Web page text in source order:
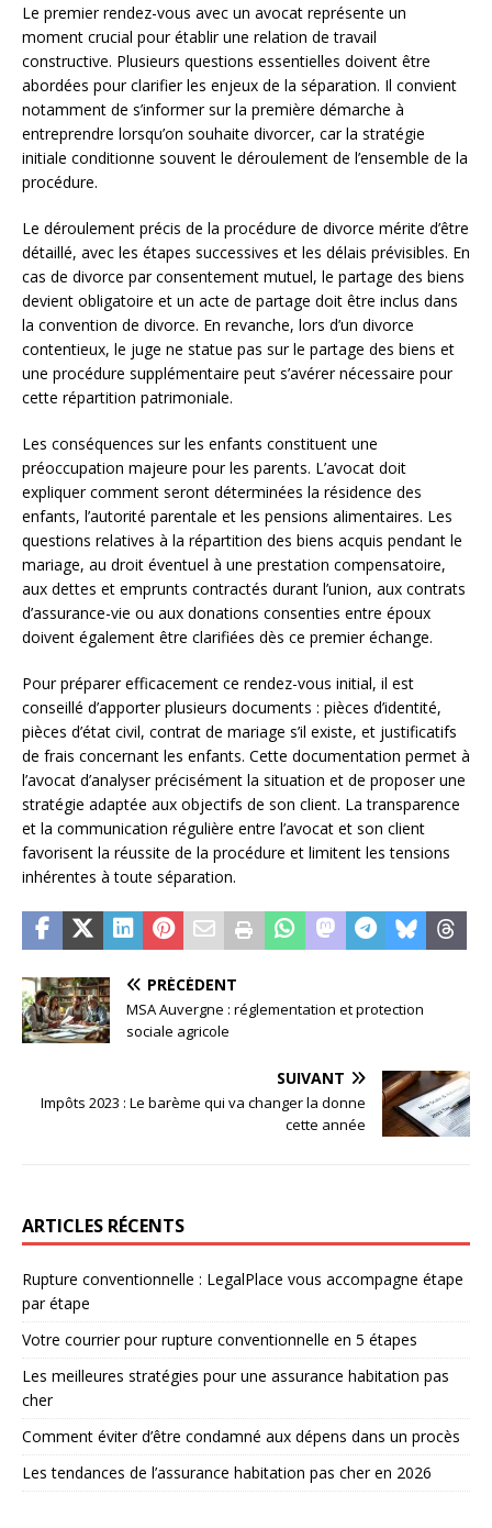
Le premier rendez-vous avec un avocat représente un
moment crucial pour établir une relation de travail
constructive. Plusieurs questions essentielles doivent être
abordées pour clarifier les enjeux de la séparation. Il convient
notamment de s’informer sur la première démarche à
entreprendre lorsqu’on souhaite divorcer, car la stratégie
initiale conditionne souvent le déroulement de l’ensemble de la
procédure.
Le déroulement précis de la procédure de divorce mérite d’être
détaillé, avec les étapes successives et les délais prévisibles. En
cas de divorce par consentement mutuel, le partage des biens
devient obligatoire et un acte de partage doit être inclus dans
la convention de divorce. En revanche, lors d’un divorce
contentieux, le juge ne statue pas sur le partage des biens et
une procédure supplémentaire peut s’avérer nécessaire pour
cette répartition patrimoniale.
Les conséquences sur les enfants constituent une
préoccupation majeure pour les parents. L’avocat doit
expliquer comment seront déterminées la résidence des
enfants, l’autorité parentale et les pensions alimentaires. Les
questions relatives à la répartition des biens acquis pendant le
mariage, au droit éventuel à une prestation compensatoire,
aux dettes et emprunts contractés durant l’union, aux contrats
d’assurance-vie ou aux donations consenties entre époux
doivent également être clarifiées dès ce premier échange.
Pour préparer efficacement ce rendez-vous initial, il est
conseillé d’apporter plusieurs documents : pièces d’identité,
pièces d’état civil, contrat de mariage s’il existe, et justificatifs
de frais concernant les enfants. Cette documentation permet à
l’avocat d’analyser précisément la situation et de proposer une
stratégie adaptée aux objectifs de son client. La transparence
et la communication régulière entre l’avocat et son client
favorisent la réussite de la procédure et limitent les tensions
inhérentes à toute séparation.
PRÉCÉDENT
MSA Auvergne : réglementation et protection
sociale agricole
SUIVANT
Impôts 2023 : Le barème qui va changer la donne
cette année
ARTICLES RÉCENTS
Rupture conventionnelle : LegalPlace vous accompagne étape
par étape
Votre courrier pour rupture conventionnelle en 5 étapes
Les meilleures stratégies pour une assurance habitation pas
cher
Comment éviter d’être condamné aux dépens dans un procès
Les tendances de l’assurance habitation pas cher en 2026